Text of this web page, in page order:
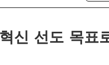
선도 목표